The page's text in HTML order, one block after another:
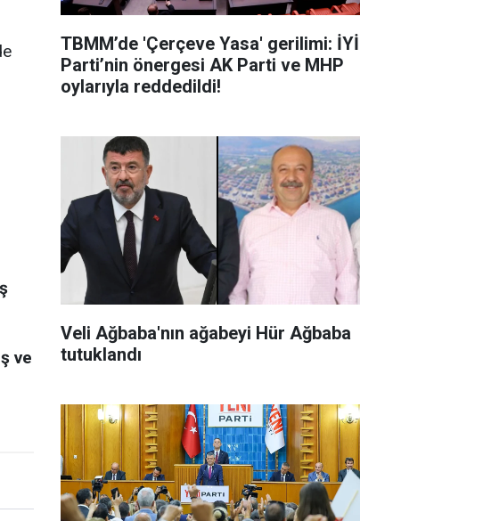
ve
TBMM’de 'Çerçeve Yasa' gerilimi: İYİ
Parti’nin önergesi AK Parti ve MHP
oylarıyla reddedildi!
Veli Ağbaba'nın ağabeyi Hür Ağbaba
tutuklandı